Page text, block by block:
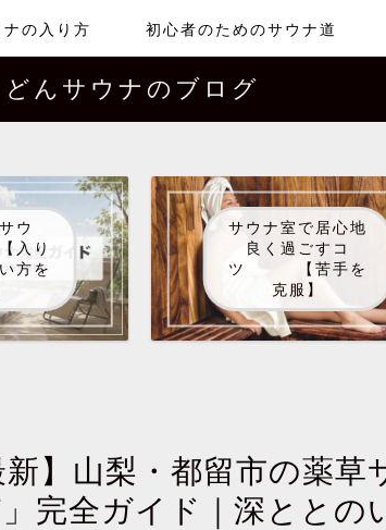
ナの入り方 初心者のためのサウナ道
どんサウナのブログ 【サ
ウ
り
方を
サウナ室で居心地
良く過ごすコ
ツ 【苦手を
克服】
新】山梨・都留市の薬草
完全ガイド｜深ととの